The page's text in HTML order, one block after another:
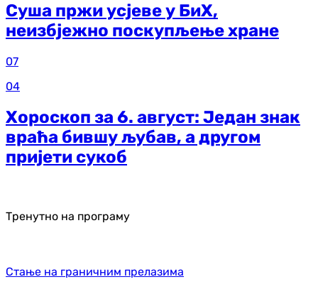
Суша пржи усјеве у БиХ,
неизбјежно поскупљење хране
07
04
Хороскоп за 6. август: Један знак
враћа бившу љубав, а другом
пријети сукоб
Тренутно на програму
Стање на граничним прелазима